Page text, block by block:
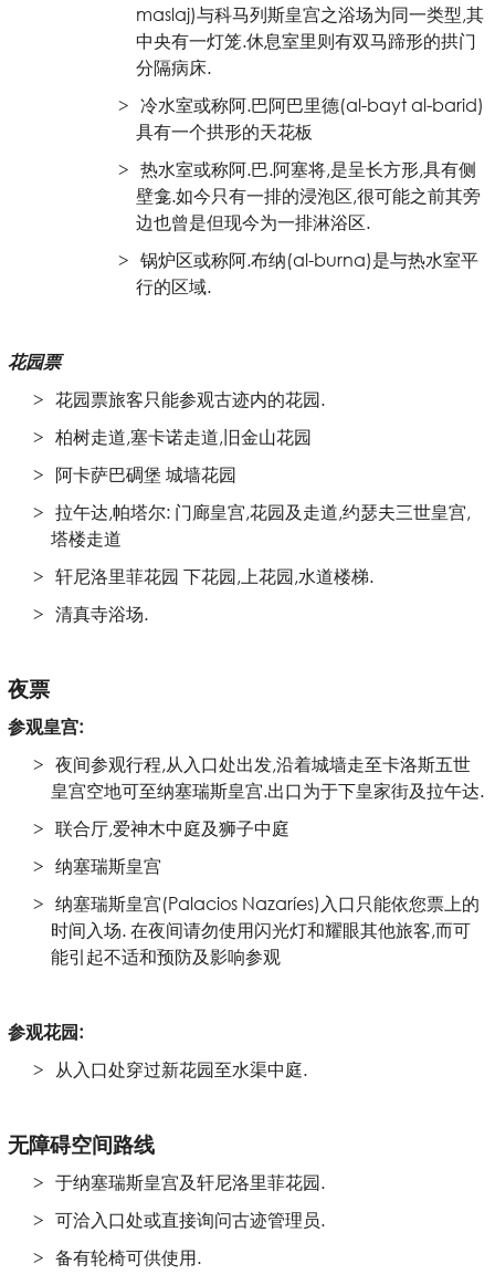
maslaj)与科马列斯皇宫之浴场为同一类型,其
中央有一灯笼.休息室里则有双马蹄形的拱门
分隔病床.
冷水室或称阿.巴阿巴里德(al-bayt al-barid)
具有一个拱形的天花板
热水室或称阿.巴.阿塞将,是呈长方形,具有侧
壁龛.如今只有一排的浸泡区,很可能之前其旁
边也曾是但现今为一排淋浴区.
锅炉区或称阿.布纳(al-burna)是与热水室平
行的区域.
花园票
花园票旅客只能参观古迹内的花园.
柏树走道,塞卡诺走道,旧金山花园
阿卡萨巴碉堡 城墙花园
拉午达,帕塔尔: 门廊皇宫,花园及走道,约瑟夫三世皇宫,
塔楼走道
轩尼洛里菲花园 下花园,上花园,水道楼梯.
清真寺浴场.
夜票
参观皇宫:
夜间参观行程,从入口处出发,沿着城墙走至卡洛斯五世
皇宫空地可至纳塞瑞斯皇宫.出口为于下皇家街及拉午达.
联合厅,爱神木中庭及狮子中庭
纳塞瑞斯皇宫
纳塞瑞斯皇宫(Palacios Nazaríes)入口只能依您票上的
时间入场. 在夜间请勿使用闪光灯和耀眼其他旅客,而可
能引起不适和预防及影响参观
参观花园:
从入口处穿过新花园至水渠中庭.
无障碍空间路线
于纳塞瑞斯皇宫及轩尼洛里菲花园.
可洽入口处或直接询问古迹管理员.
备有轮椅可供使用.